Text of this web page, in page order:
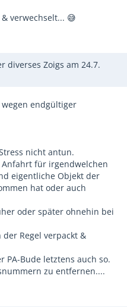
verwechselt... 😅
diverses Zoigs am 24.7.
endgültiger
nicht antun.
für irgendwelchen
eigentliche Objekt der
hat oder auch
oder später ohnehin bei
Regel verpackt &
PA-Bude letztens auch so.
zu entfernen....